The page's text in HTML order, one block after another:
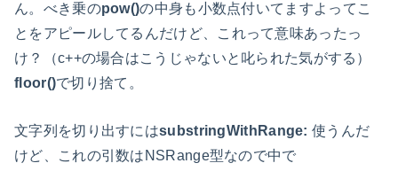
ん。べき乗のpow()の中身も小数点付いてますよってこ
とをアピールしてるんだけど、これって意味あったっ
け？（c++の場合はこうじゃないと叱られた気がする）
floor()で切り捨て。
文字列を切り出すにはsubstringWithRange: 使うんだ
けど、これの引数はNSRange型なので中で